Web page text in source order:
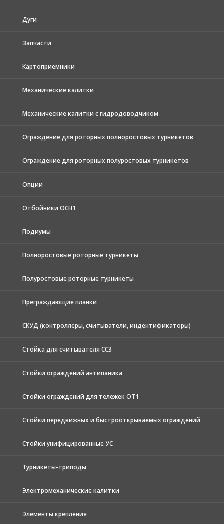
Дуги
Запчасти
Картоприемники
Механические калитки
Механические калитки с гидродоводчиком
Ограждение для роторных полноростовых турникетов
Ограждение для роторных полуростовых турникетов
Опции
Отбойники ОСН1
Подиумы
Полноростовые роторные турникеты
Полуростовые роторные турникеты
Преграждающие планки
СКУД (контроллеры, считыватели, индентификаторы)
Стойка для считывателя СС3
Стойки ограждений антипаника
Стойки ограждений для тележек ОТ1
Стойки передвижных и быстрооткрываемых ограждений
Стойки унифицированные УС
Турникеты-триподы
Электромеханические калитки
Элементы крепления